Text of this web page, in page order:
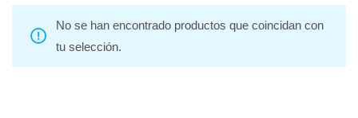
No se han encontrado productos que coincidan con
tu selección.